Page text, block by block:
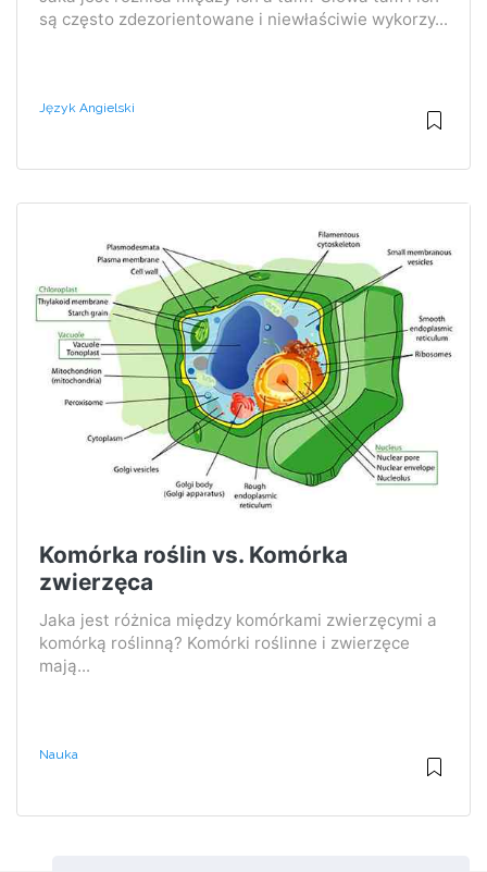
są często zdezorientowane i niewłaściwie wykorzy...
Język Angielski
Komórka roślin vs. Komórka
zwierzęca
Jaka jest różnica między komórkami zwierzęcymi a
komórką roślinną? Komórki roślinne i zwierzęce
mają...
Nauka